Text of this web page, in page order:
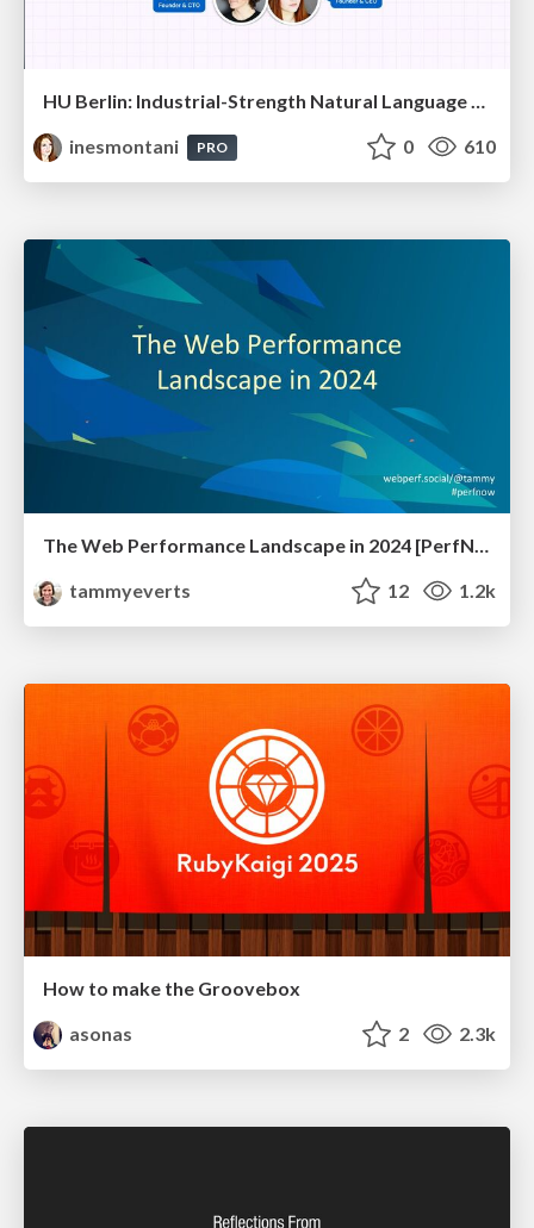
HU Berlin: Industrial-Strength Natural Language Processing with spaCy and Prodigy
inesmontani
PRO 0 610
tammyeverts
12 1.2k
How to make the Groovebox
asonas
2 2.3k